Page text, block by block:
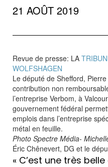
21 AOÛT 2019
Revue de presse: LA
WOLFSHAGEN
Le député de Shefford,
contribution non
l’entreprise Verbom, à
gouvernement fédéral
emplois dans l’entreprise
métal en feuille.
Photo Spectre Média-
Éric Chênevert, DG et le
« C’est une très